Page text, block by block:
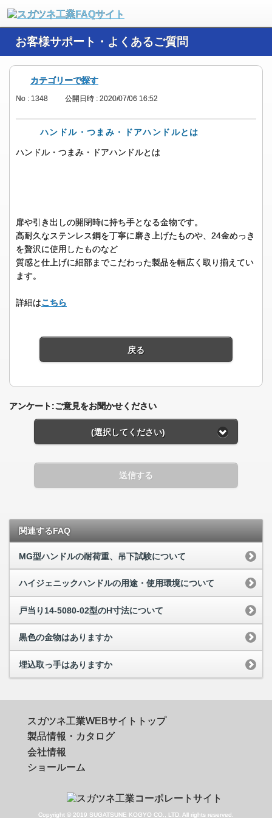
お客様サポート・よくあるご質問
カテゴリーで探す
No : 1348 公開日時 : 2020/07/06 16:52
ハンドル・つまみ・ドアハンドルとは
ハンドル・つまみ・ドアハンドルとは
扉や引き出しの開閉時に持ち手となる金物です。
高耐久なステンレス鋼を丁寧に磨き上げたものや、24金めっき
を贅沢に使用したものなど
質感と仕上げに細部までこだわった製品を幅広く取り揃えてい
ます。
詳細はこちら
戻る
アンケート:ご意見をお聞かせください
(選択してください)
送信する
関連するFAQ
MG型ハンドルの耐荷重、吊下試験について
ハイジェニックハンドルの用途・使用環境について
戸当り14-5080-02型のH寸法について
黒色の金物はありますか
埋込取っ手はありますか
スガツネ工業WEBサイトトップ
製品情報・カタログ
会社情報
ショールーム
Copyright © 2019 SUGATSUNE KOGYO CO., LTD. All rights reserved.